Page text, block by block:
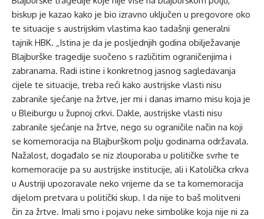
biskup je kazao kako je bio izravno uključen u pregovore oko
te situacije s austrijskim vlastima kao tadašnji generalni
tajnik HBK. „Istina je da je posljednjih godina obilježavanje
Blajburške tragedije suočeno s različitim ograničenjima i
zabranama. Radi istine i konkretnog jasnog sagledavanja
cijele te situacije, treba reći kako austrijske vlasti nisu
zabranile sjećanje na žrtve, jer mi i danas imamo misu koja je
u Bleiburgu u župnoj crkvi. Dakle, austrijske vlasti nisu
zabranile sjećanje na žrtve, nego su ograničile način na koji
se komemoracija na Blajburškom polju godinama održavala.
Nažalost, događalo se niz zlouporaba u političke svrhe te
komemoracije pa su austrijske institucije, ali i Katolička crkva
u Austriji upozoravale neko vrijeme da se ta komemoracija
dijelom pretvara u politički skup. I da nije to baš molitveni
čin za žrtve. Imali smo i pojavu neke simbolike koja nije ni za